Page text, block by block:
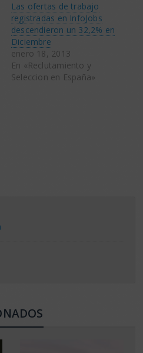
Las ofertas de trabajo
registradas en InfoJobs
descendieron un 32,2% en
Diciembre
enero 18, 2013
En «Reclutamiento y
Seleccion en España»